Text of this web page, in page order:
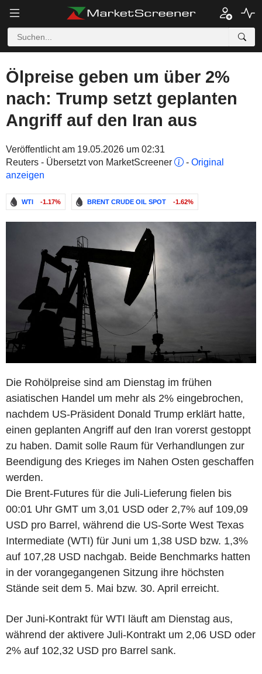
Ölpreise geben um über 2%
nach: Trump setzt geplanten
Angriff auf den Iran aus
Veröffentlicht am 19.05.2026 um 02:31
Reuters - Übersetzt von MarketScreener
- Original
anzeigen
WTI -1.17% BRENT CRUDE OIL SPOT -1.62%
Die Rohölpreise sind am Dienstag im frühen
asiatischen Handel um mehr als 2% eingebrochen,
nachdem US-Präsident Donald Trump erklärt hatte,
einen geplanten Angriff auf den Iran vorerst gestoppt
zu haben. Damit solle Raum für Verhandlungen zur
Beendigung des Krieges im Nahen Osten geschaffen
werden.
Die Brent-Futures für die Juli-Lieferung fielen bis
00:01 Uhr GMT um 3,01 USD oder 2,7% auf 109,09
USD pro Barrel, während die US-Sorte West Texas
Intermediate (WTI) für Juni um 1,38 USD bzw. 1,3%
auf 107,28 USD nachgab. Beide Benchmarks hatten
in der vorangegangenen Sitzung ihre höchsten
Stände seit dem 5. Mai bzw. 30. April erreicht.
Der Juni-Kontrakt für WTI läuft am Dienstag aus,
während der aktivere Juli-Kontrakt um 2,06 USD oder
2% auf 102,32 USD pro Barrel sank.